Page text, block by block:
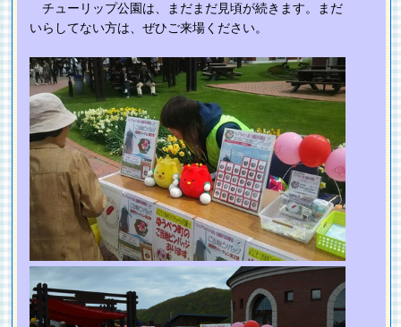
チューリップ公園は、まだまだ見頃が続きます。まだ
いらしてない方は、ぜひご来場ください。